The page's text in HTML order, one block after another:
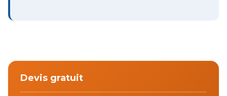
Devis gratuit